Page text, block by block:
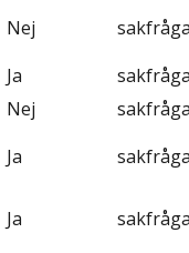
Nej
Ja
Nej
Ja
Ja